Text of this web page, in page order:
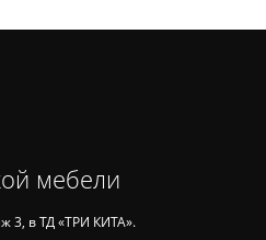
мебели
3, в ТД «ТРИ КИТА».